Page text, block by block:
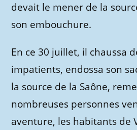
devait le mener de la
son embouchure.
En ce 30 juillet, il chaussa
impatients, endossa son
la source de la Saône,
nombreuses personnes
aventure, les habitants de